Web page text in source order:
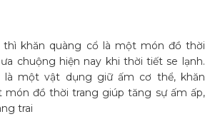
thì khăn quàng cổ là một món đồ thời
chuộng hiện nay khi thời tiết se lạnh.
là một vật dụng giữ ấm cơ thể, khăn
món đồ thời trang giúp tăng sự ấm ấp,
trai